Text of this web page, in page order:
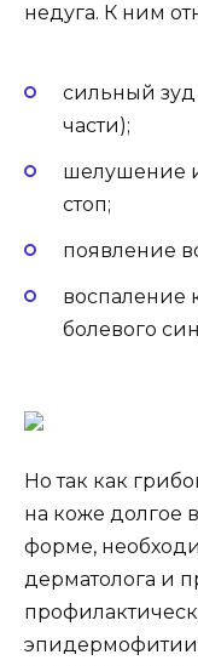
недуга. К ним
сильный
части);
шелушение
стоп;
появление
воспаление
болевого
Но так как
на коже долгое
форме,
дерматолога и